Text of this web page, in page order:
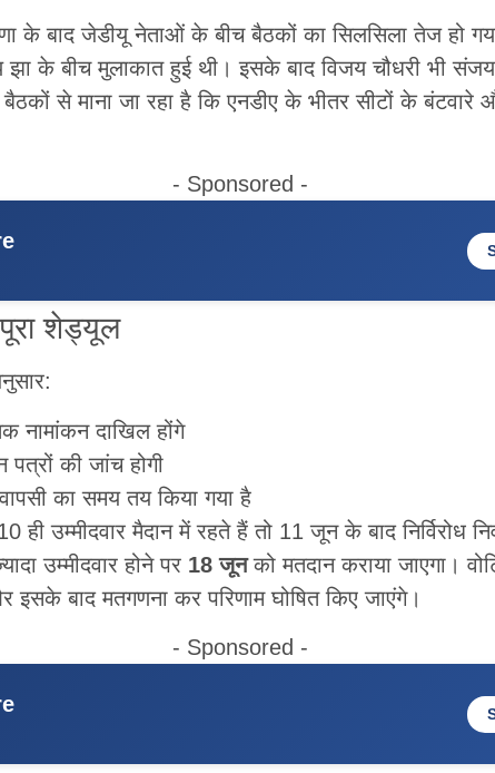
के बाद जेडीयू नेताओं के बीच बैठकों का सिलसिला तेज हो
के बीच मुलाकात हुई थी। इसके बाद विजय चौधरी भी
से माना जा रहा है कि एनडीए के भीतर सीटों के बंटवारे
- Sponsored -
शेड्यूल
नामांकन दाखिल होंगे
की जांच होगी
का समय तय किया गया है
उम्मीदवार मैदान में रहते हैं तो 11 जून के बाद निर्विरोध
उम्मीदवार होने पर 18 जूनको मतदान कराया जाएगा।
बाद मतगणना कर परिणाम घोषित किए जाएंगे।
- Sponsored -